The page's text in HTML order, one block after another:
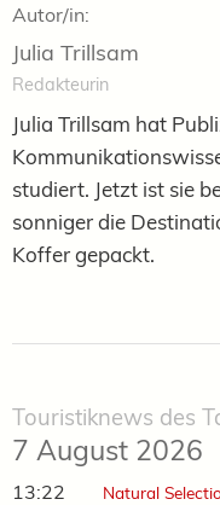
Autor/in:
Julia Trillsam
Redakteurin
Julia Trillsam hat
studiert. Jetzt ist sie
sonniger die
Koffer gepackt.
Touristiknews des
7 August 2026
13:22
Natural